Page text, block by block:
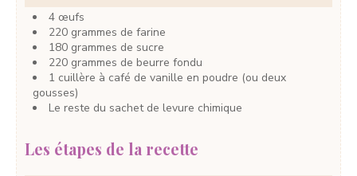
4 œufs
220 grammes de farine
180 grammes de sucre
220 grammes de beurre fondu
1 cuillère à café de vanille en poudre (ou deux
gousses)
Le reste du sachet de levure chimique
Les étapes de la recette